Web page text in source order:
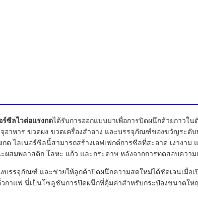
ร์ซีลไวต่อแรงกดได้รับการออกแบบมาเพื่อการปิดผนึกด้วยกาวใ
อาหาร ขวดผง ขวดเครื่องสำอาง และบรรจุภัณฑ์ของขวัญระดั
ด ไลเนอร์ซีลนี้สามารถสร้างเอฟเฟกต์การซีลที่สะอาด เงางาม
สมพลาสติก โลหะ แก้ว และกระดาษ หลังจากการทดสอบความ
รรจุภัณฑ์ และช่วยให้ลูกค้าปิดผนึกความสดใหม่ได้ชัดเจนเมื่อเ
กาแฟ นี่เป็นโซลูชันการปิดผนึกที่คุ้มค่าสำหรับกระป๋องขนาดใ